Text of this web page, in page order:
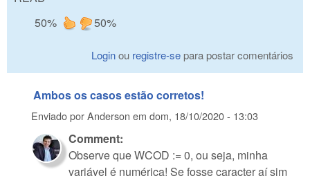
50%
50%
Loginou registre-separa postar comentários
Ambos os casos estão corretos!
Enviado porAnderson em dom, 18/10/2020 - 13:03
Comment:
Observe que WCOD := 0, ou seja, minha
variável é numérica! Se fosse caracter aí sim